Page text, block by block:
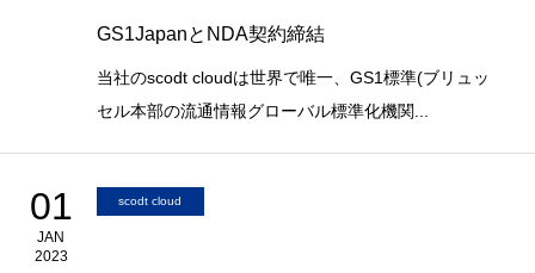
GS1JapanとNDA契約締結
当社のscodt cloudは世界で唯一、GS1標準(ブリュッ
セル本部の流通情報グローバル標準化機関...
01
JAN
2023
scodt cloud